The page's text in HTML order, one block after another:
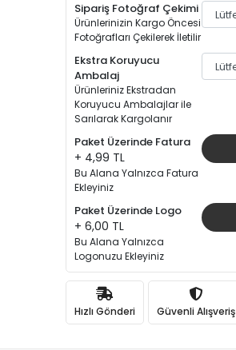
Sipariş Fotoğraf Çekimi
Ürünlerinizin Kargo Öncesi
Fotoğrafları Çekilerek İletilir
Ekstra Koruyucu
Ambalaj
Ürünleriniz Ekstradan
Koruyucu Ambalajlar ile
Sarılarak Kargolanır
Paket Üzerinde Fatura
+ 4,99 TL
Bu Alana Yalnızca Fatura
Ekleyiniz
Paket Üzerinde Logo
+ 6,00 TL
Bu Alana Yalnızca
Logonuzu Ekleyiniz
Hızlı Gönderi Güvenli Alışveriş